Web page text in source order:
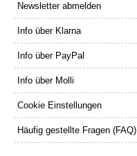
Newsletter abmelden
Info über Klarna
Info über PayPal
Info über Molli
Cookie Einstellungen
Häufig gestellte Fragen (FAQ)